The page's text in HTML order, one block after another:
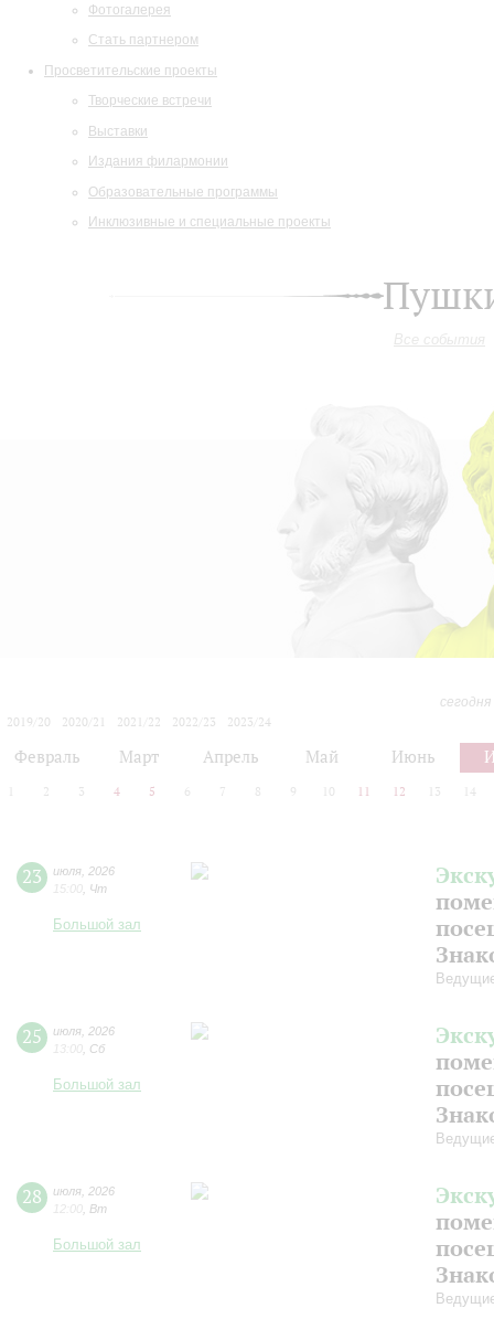
Фотогалерея
Стать партнером
Просветительские проекты
Творческие встречи
Выставки
Издания филармонии
Образовательные программы
Инклюзивные и специальные проекты
Все события
2019/20
2020/21 2021/22 2022/23
2023/24
Февраль Март Апрель Май Июнь
2 3 4 5 6 7 8 9 10 11 12 13 14
23 июля 2026
15:00 Чт
Большой зал
25 июля 2026
13:00 Сб
Большой зал
28 июля 2026
12:00 Вт
Большой зал